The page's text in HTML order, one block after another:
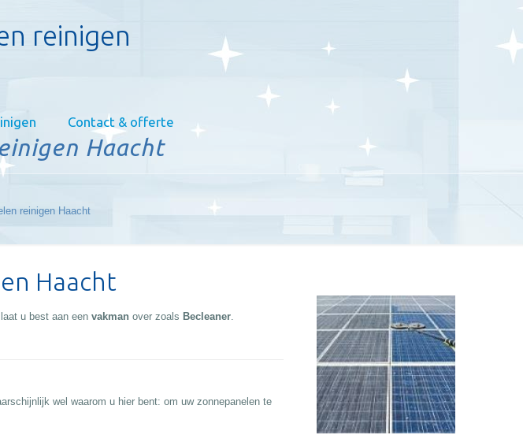
reinigen
Contact & offerte
Haacht
reinigen Haacht
Haacht
laat u best aan een vakman over zoals Becleaner.
wel waarom u hier bent: om uw zonnepanelen te